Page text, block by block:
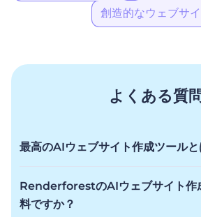
創造的なウェブサイ
よくある質問
最高のAIウェブサイト作成ツールと
ョンを現実にするための柔軟性を提供し
ウェブサイトのための電光石火の速さと
す。初心者でもプロでも、美しい画像と
RenderforestのAIウェブサイト作
料ですか？